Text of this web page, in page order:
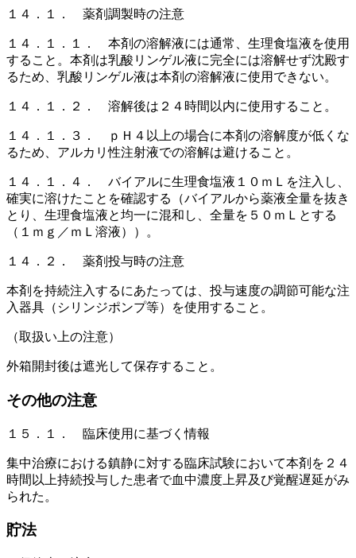
１４．１． 薬剤調製時の注意
１４．１．１． 本剤の溶解液には通常、生理食塩液を使用
すること。本剤は乳酸リンゲル液に完全には溶解せず沈殿す
るため、乳酸リンゲル液は本剤の溶解液に使用できない。
１４．１．２． 溶解後は２４時間以内に使用すること。
１４．１．３． ｐＨ４以上の場合に本剤の溶解度が低くな
るため、アルカリ性注射液での溶解は避けること。
１４．１．４． バイアルに生理食塩液１０ｍＬを注入し、
確実に溶けたことを確認する（バイアルから薬液全量を抜き
とり、生理食塩液と均一に混和し、全量を５０ｍＬとする
（１ｍｇ／ｍＬ溶液））。
１４．２． 薬剤投与時の注意
本剤を持続注入するにあたっては、投与速度の調節可能な注
入器具（シリンジポンプ等）を使用すること。
（取扱い上の注意）
外箱開封後は遮光して保存すること。
その他の注意
１５．１． 臨床使用に基づく情報
集中治療における鎮静に対する臨床試験において本剤を２４
時間以上持続投与した患者で血中濃度上昇及び覚醒遅延がみ
られた。
貯法